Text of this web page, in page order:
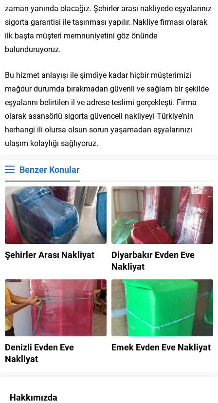
zaman yanında olacağız. Şehirler arası nakliyede eşyalarınız
sigorta garantisi ile taşınması yapılır. Nakliye firması olarak
ilk başta müşteri memnuniyetini göz önünde
bulunduruyoruz.
Bu hizmet anlayışı ile şimdiye kadar hiçbir müşterimizi
mağdur durumda bırakmadan güvenli ve sağlam bir şekilde
eşyalarını belirtilen il ve adrese teslimi gerçekleşti. Firma
olarak asansörlü sigorta güvenceli nakliyeyi Türkiye’nin
herhangi ili olursa olsun sorun yaşamadan eşyalarınızı
ulaşım kolaylığı sağlıyoruz.
Benzer Konular
Şehirler Arası Nakliyat
Diyarbakır Evden Eve
Nakliyat
Denizli Evden Eve
Nakliyat
Emek Evden Eve Nakliyat
Hakkımızda